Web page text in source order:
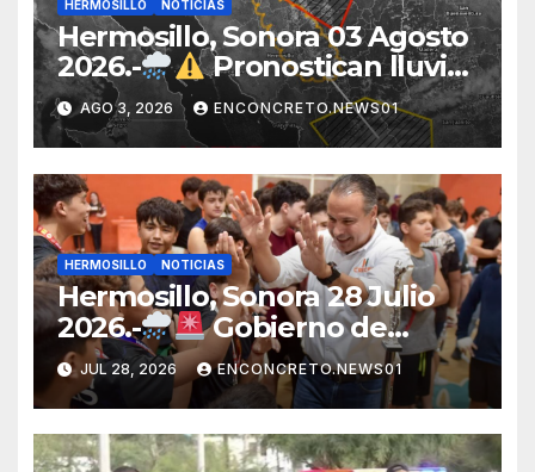
HERMOSILLO NOTICIAS
Hermosillo, Sonora 03 Agosto
2026.-
Pronostican lluvias
para Hermosillo esta noche;
norte de Sonora registra
mayor potencial de
tormentas
AGO 3, 2026 ENCONCRETO.NEWS01
HERMOSILLO NOTICIAS
Hermosillo, Sonora 28 Julio
2026.-
Gobierno de
Hermosillo mantiene
operativo por lluvias;
continúan recorridos y
atención en la ciudad
JUL 28, 2026 ENCONCRETO.NEWS01